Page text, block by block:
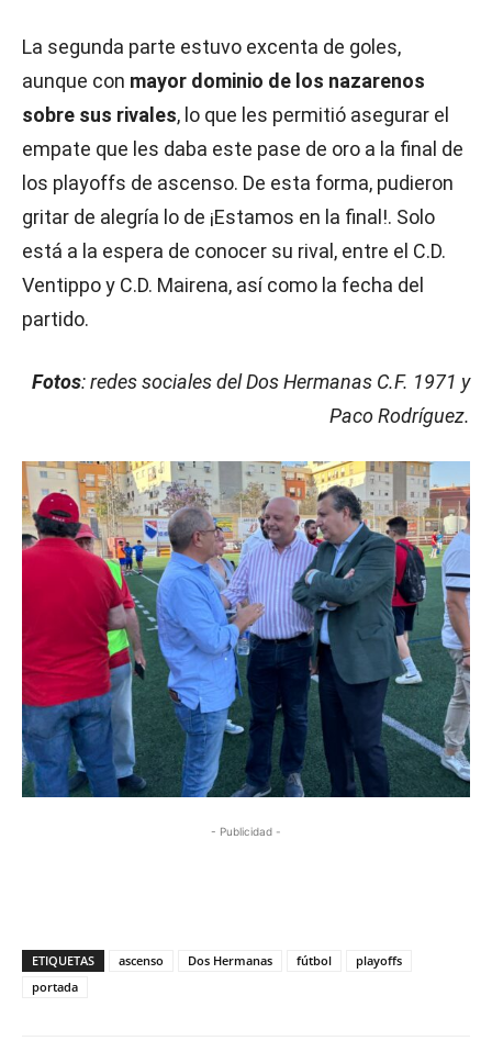
La segunda parte estuvo excenta de goles,
aunque con mayor dominio de los nazarenos
sobre sus rivales, lo que les permitió asegurar el
empate que les daba este pase de oro a la final de
los playoffs de ascenso. De esta forma, pudieron
gritar de alegría lo de ¡Estamos en la final!. Solo
está a la espera de conocer su rival, entre el C.D.
Ventippo y C.D. Mairena, así como la fecha del
partido.
Fotos: redes sociales del Dos Hermanas C.F. 1971 y
Paco Rodríguez.
- Publicidad -
ETIQUETAS ascenso Dos Hermanas fútbol
playoffs
portada